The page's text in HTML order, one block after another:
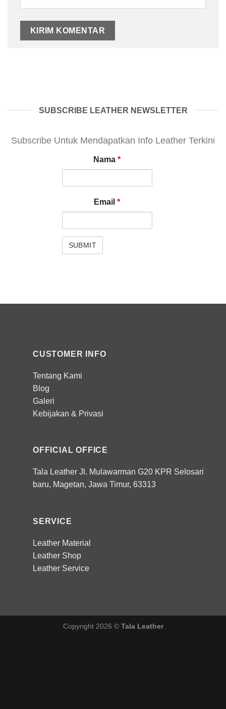
SUBSCRIBE LEATHER NEWSLETTER
Subscribe Untuk Mendapatkan Info Leather Terkini
Nama *
Email *
CUSTOMER INFO
Tentang Kami
Blog
Galeri
Kebijakan & Privasi
OFFICIAL OFFICE
Tala Leather Jl. Mulawarman G20 KPR Selosari
baru, Magetan, Jawa Timur, 63313
SERVICE
Leather Material
Leather Shop
Leather Service
Copyright 2026 © Tala Leather